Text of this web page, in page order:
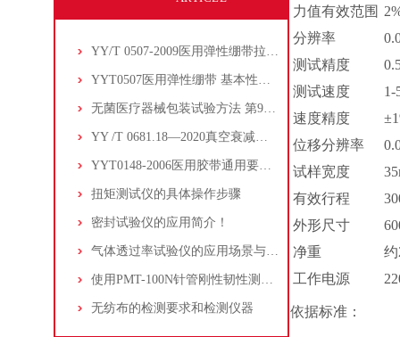
YY/T 0507-2009医用弹性绷带拉伸长度,拉伸率和回复率测试方法
YYT0507医用弹性绷带 基本性能参数表征及试验方法
无菌医疗器械包装试验方法 第9部分:约束板内部气压法软包装密封胀破试验
YY /T 0681.18—2020真空衰减泄漏测试理论
YYT0148-2006医用胶带通用要求之水蒸气透过性测试
扭矩测试仪的具体操作步骤
密封试验仪的应用简介！
气体透过率试验仪的应用场景与选型要点
使用PMT-100N针管刚性韧性测试仪测试热凝器穿刺测温针的刚性和韧性
无纺布的检测要求和检测仪器
力值有效范围
分辨率
测试精度
测试速度
1-
速度精度
位移分辨率
试样宽度
有效行程
外形尺寸
净重
约
工作电源
依据标准：